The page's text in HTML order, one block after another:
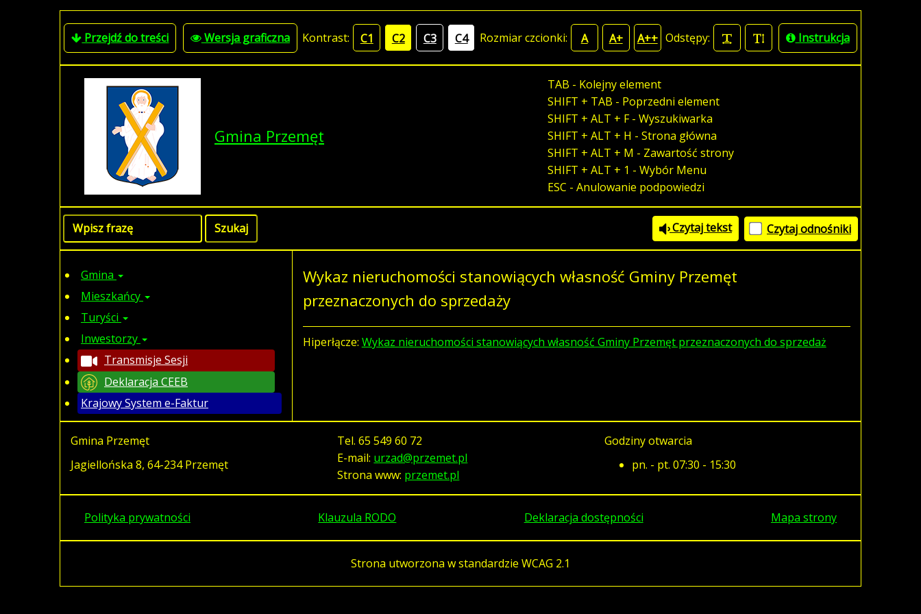
Przejdź do treści Wersja graficzna Kontrast: C1 C2 C3 C4 Rozmiar czcionki: A A+ A++ Odstępy: Instrukcja
Gmina Przemęt
TAB - Kolejny element
SHIFT + TAB - Poprzedni element
SHIFT + ALT + F - Wyszukiwarka
SHIFT + ALT + H - Strona główna
SHIFT + ALT + M - Zawartość strony
SHIFT + ALT + 1 - Wybór Menu
ESC - Anulowanie podpowiedzi
Czytaj tekst Czytaj odnośniki
Gmina
Mieszkańcy
Turyści
Inwestorzy
Transmisje Sesji
Deklaracja CEEB
Krajowy System e-Faktur
Wykaz nieruchomości stanowiących własność Gminy Przemęt
przeznaczonych do sprzedaży
Hiperłącze: Wykaz nieruchomości stanowiących własność Gminy Przemęt przeznaczonych do sprzedaż
Gmina Przemęt
Jagiellońska 8, 64-234 Przemęt
Tel.65 549 60 72
E-mail: urzad@przemet.pl
Strona www: przemet.pl
Godziny otwarcia
pn. - pt. 07:30 - 15:30
Polityka prywatności Klauzula RODO Deklaracja dostępności Mapa strony
Strona utworzona w standardzie WCAG 2.1